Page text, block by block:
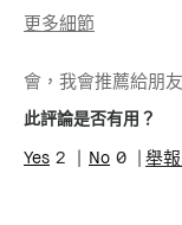
更多細節
肌膚類型
肌膚問題
會，我會推薦給朋友
此評論是否有用？
2 0 舉